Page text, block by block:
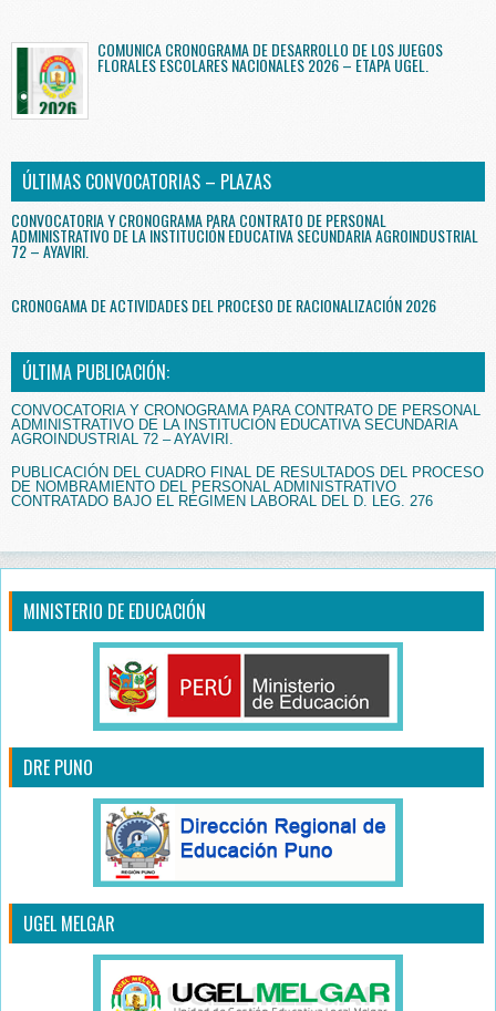
COMUNICA CRONOGRAMA DE DESARROLLO DE LOS JUEGOS
FLORALES ESCOLARES NACIONALES 2026 – ETAPA UGEL.
ÚLTIMAS CONVOCATORIAS – PLAZAS
CONVOCATORIA Y CRONOGRAMA PARA CONTRATO DE PERSONAL
ADMINISTRATIVO DE LA INSTITUCIÓN EDUCATIVA SECUNDARIA AGROINDUSTRIAL
72 – AYAVIRI.
CRONOGAMA DE ACTIVIDADES DEL PROCESO DE RACIONALIZACIÓN 2026
ÚLTIMA PUBLICACIÓN:
CONVOCATORIA Y CRONOGRAMA PARA CONTRATO DE PERSONAL
ADMINISTRATIVO DE LA INSTITUCIÓN EDUCATIVA SECUNDARIA
AGROINDUSTRIAL 72 – AYAVIRI.
PUBLICACIÓN DEL CUADRO FINAL DE RESULTADOS DEL PROCESO
DE NOMBRAMIENTO DEL PERSONAL ADMINISTRATIVO
CONTRATADO BAJO EL RÉGIMEN LABORAL DEL D. LEG. 276
MINISTERIO DE EDUCACIÓN
DRE PUNO
UGEL MELGAR